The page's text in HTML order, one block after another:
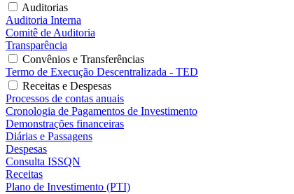
Auditorias
Auditoria Interna
Comitê de Auditoria
Transparência
Convênios e Transferências
Termo de Execução Descentralizada - TED
Receitas e Despesas
Processos de contas anuais
Cronologia de Pagamentos de Investimento
Demonstrações financeiras
Diárias e Passagens
Despesas
Consulta ISSQN
Receitas
Plano de Investimento (PTI)